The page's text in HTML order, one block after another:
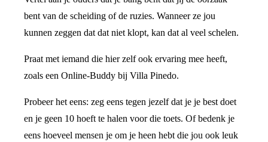
bent van de scheiding of de ruzies. Wanneer ze jou
kunnen zeggen dat dat niet klopt, kan dat al veel schelen.
Praat met iemand die hier zelf ook ervaring mee heeft,
zoals een Online-Buddy bij Villa Pinedo.
Probeer het eens: zeg eens tegen jezelf dat je je best doet
en je geen 10 hoeft te halen voor die toets. Of bedenk je
eens hoeveel mensen je om je heen hebt die jou ook leuk